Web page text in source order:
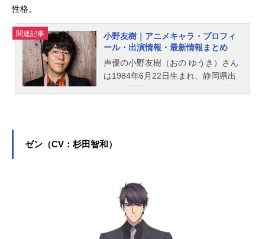
性格。
関連記事
小野友樹｜アニメキャラ・プロフィ
ール・出演情報・最新情報まとめ
声優の小野友樹（おの ゆうき）さん
は1984年6月22日生まれ、静岡県出
を多く演じています。こちらでは、
ゼン（CV：杉田智和）